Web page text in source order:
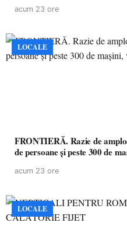
acum 23 ore
LOCALE
FRONTIERĂ. Razie de
de persoane și peste 300 de
acum 23 ore
LOCALE